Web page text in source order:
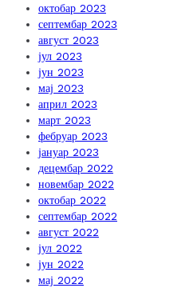
октобар 2023
септембар 2023
август 2023
јул 2023
јун 2023
мај 2023
април 2023
март 2023
фебруар 2023
јануар 2023
децембар 2022
новембар 2022
октобар 2022
септембар 2022
август 2022
јул 2022
јун 2022
мај 2022